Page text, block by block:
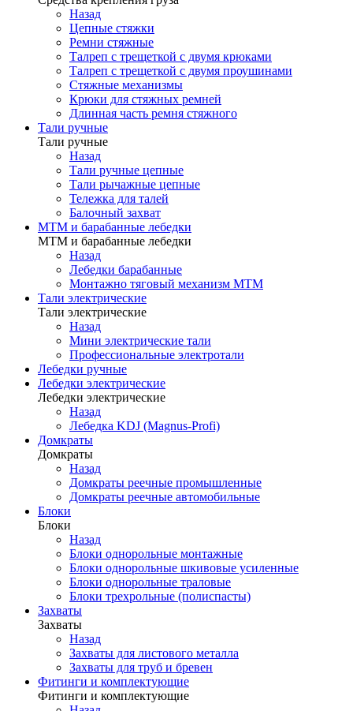
Назад
Цепные стяжки
Ремни стяжные
Талреп с трещеткой с двумя крюками
Талреп с трещеткой с двумя проушинами
Стяжные механизмы
Крюки для стяжных ремней
Длинная часть ремня стяжного
Тали ручные
Тали ручные
Назад
Тали ручные цепные
Тали рычажные цепные
Тележка для талей
Балочный захват
МТМ и барабанные лебедки
МТМ и барабанные лебедки
Назад
Лебедки барабанные
Монтажно тяговый механизм МТМ
Тали электрические
Тали электрические
Назад
Мини электрические тали
Профессиональные электротали
Лебедки ручные
Лебедки электрические
Лебедки электрические
Назад
Лебедка KDJ (Magnus-Profi)
Домкраты
Домкраты
Назад
Домкраты реечные промышленные
Домкраты реечные автомобильные
Блоки
Блоки
Назад
Блоки однорольные монтажные
Блоки однорольные шкивовые усиленные
Блоки однорольные траловые
Блоки трехрольные (полиспасты)
Захваты
Захваты
Назад
Захваты для листового металла
Захваты для труб и бревен
Фитинги и комплектующие
Фитинги и комплектующие